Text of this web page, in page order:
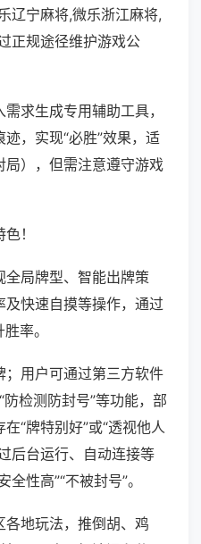
辽宁麻将,微乐浙江麻将,
正规途径维护游戏公
求生成专用辅助工具，
，实现“必胜”效果，适
局），但需注意遵守游戏
！
局牌型、智能出牌策
快速自摸等操作，通过
率。
用户可通过第三方软件
防检测防封号”等功能，部
“牌特别好”或“透视他人
后台运行、自动连接等
性高”“不被封号”。
地玩法，推倒胡、鸡